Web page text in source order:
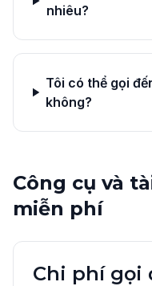
nhiêu?
Tôi có thể gọi
không?
Công cụ và
miễn phí
Chi phí gọi